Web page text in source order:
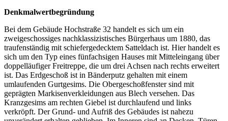
Denkmalwertbegründung
Bei dem Gebäude Hochstraße 32 handelt es sich um ein
zweigeschossiges nachklassizistisches Bürgerhaus um 1880, das
traufenständig mit schiefergedecktem Satteldach ist. Hier handelt es
sich um den Typ eines fünfachsigen Hauses mit Mitteleingang über
doppelläufiger Freitreppe, die um drei Achsen nach rechts erweitert
ist. Das Erdgeschoß ist in Bänderputz gehalten mit einem
umlaufenden Gurtgesims. Die Obergeschoßfenster sind mit
geprägten Markisenverkleidungen aus Blech versehen. Das
Kranzgesims am rechten Giebel ist durchlaufend und links
verkröpft. Der Grund- und Aufriß des Gebäudes ist nahezu